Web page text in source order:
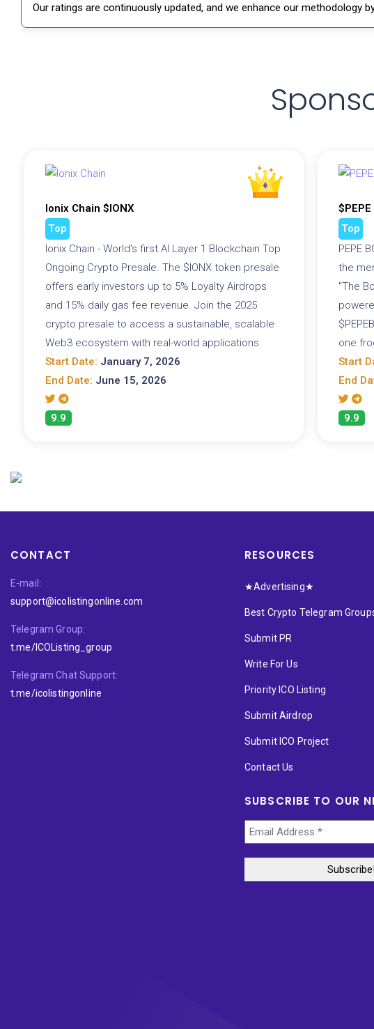
Our ratings are continuously updated, and we enhance our methodology
Ionix Chain $IONX
Top
Ionix Chain - World's first AI Layer 1 Blockchain Top
Ongoing Crypto Presale. The $IONX token presale
offers early investors up to 5% Loyalty Airdrops
and 15% daily gas fee revenue. Join the 2025
crypto presale to access a sustainable, scalable
Web3 ecosystem with real-world applications.
Start Date: January 7, 2026
End Date: June 15, 2026
9.9
$PEPE
Top
PEPE
the
"The
one
Start
End
9.9
CONTACT
E-mail:
support@icolistingonline.com
Telegram Group:
t.me/ICOListing_group
Telegram Chat Support:
t.me/icolistingonline
RESOURCES
★Advertising★
Best Crypto Telegram
Submit PR
Write For Us
Priority ICO Listing
Submit Airdrop
Submit ICO Project
Contact Us
SUBSCRIBE TO OUR